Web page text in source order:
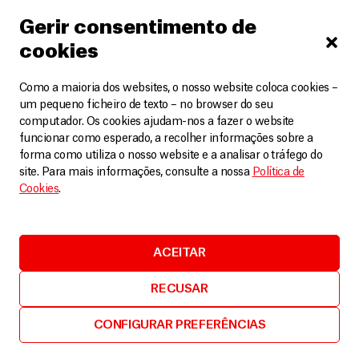
Gerir consentimento de
cookies
Como a maioria dos websites, o nosso website coloca cookies –
um pequeno ficheiro de texto – no browser do seu
computador. Os cookies ajudam-nos a fazer o website
funcionar como esperado, a recolher informações sobre a
forma como utiliza o nosso website e a analisar o tráfego do
site. Para mais informações, consulte a nossa Política de
Cookies.
ACEITAR
RECUSAR
CONFIGURAR PREFERÊNCIAS
República Democrática do Congo